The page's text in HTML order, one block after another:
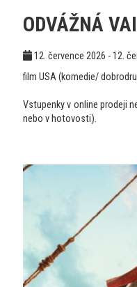
ODVÁŽNÁ
12. července 2026 - 12.
film USA (komedie/
Vstupenky v online prodeji
nebo v hotovosti).